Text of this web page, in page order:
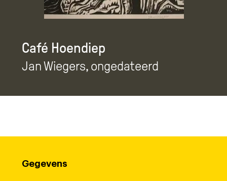
Café Hoendiep
Jan Wiegers, ongedateerd
Gegevens